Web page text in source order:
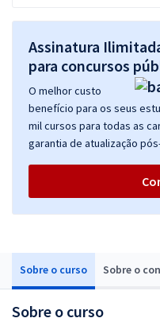
Sobre o curso Sobre o
Sobre o curso
Assinatura
para concursos
O melhor custo
benefício para os seus
mil cursos para todas as
garantia de atualização